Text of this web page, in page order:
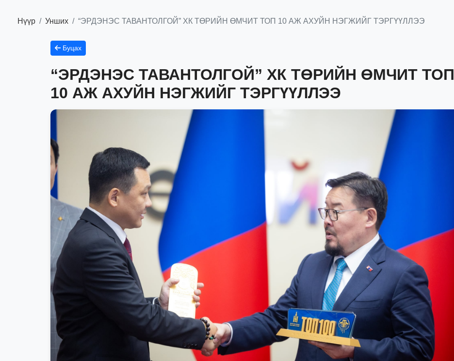
Нүүр Унших “ЭРДЭНЭС ТАВАНТОЛГОЙ” ХК ТӨРИЙН ӨМЧИТ ТОП 10 АЖ АХУЙН НЭГЖИЙГ ТЭРГҮҮЛЛЭЭ
Буцах
“ЭРДЭНЭС ТАВАНТОЛГОЙ” ХК ТӨРИЙН ӨМЧИТ ТОП
10 АЖ АХУЙН НЭГЖИЙГ ТЭРГҮҮЛЛЭЭ